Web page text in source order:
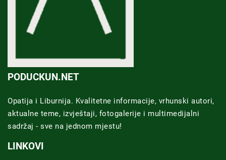
PODUCKUN.NET
Opatija i Liburnija. Kvalitetne informacije, vrhunski autori,
aktualne teme, izvještaji, fotogalerije i multimedijalni
sadržaj - sve na jednom mjestu!
LINKOVI